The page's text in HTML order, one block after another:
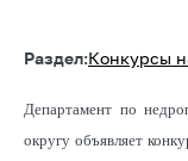
Раздел:Конкурсы
Департамент по
округу объявляет